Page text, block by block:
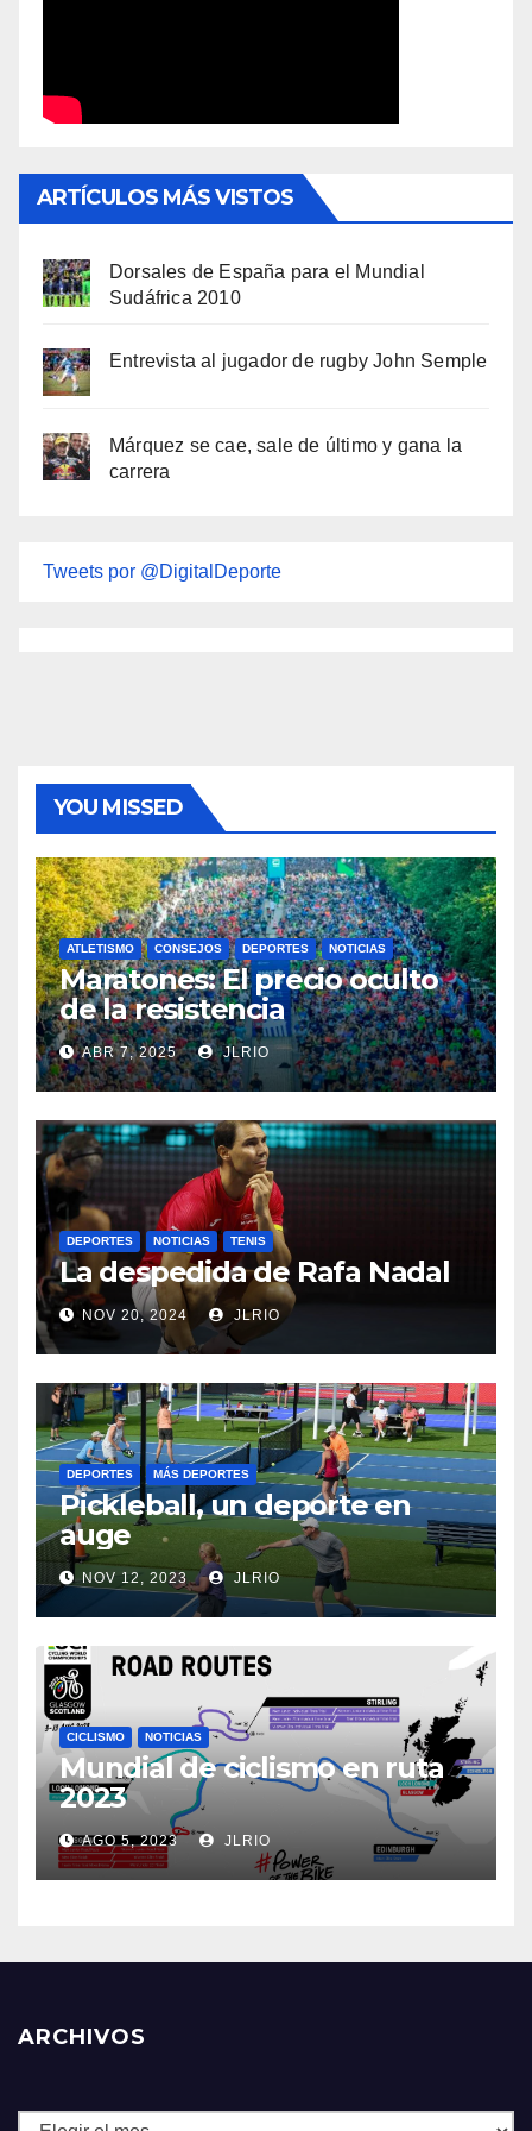
ARTÍCULOS MÁS VISTOS
Dorsales de España para el Mundial
Sudáfrica 2010
Entrevista al jugador de rugby John Semple
Márquez se cae, sale de último y gana la
carrera
Tweets por @DigitalDeporte
YOU MISSED
ATLETISMO CONSEJOS DEPORTES NOTICIAS
Maratones: El precio oculto
de la resistencia
ABR 7, 2025 JLRIO
DEPORTES NOTICIAS TENIS
La despedida de Rafa Nadal
NOV 20, 2024 JLRIO
DEPORTES MÁS DEPORTES
Pickleball, un deporte en
auge
NOV 12, 2023 JLRIO
CICLISMO NOTICIAS
Mundial de ciclismo en ruta
2023
AGO 5, 2023 JLRIO
ARCHIVOS